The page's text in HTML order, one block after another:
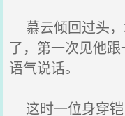
慕云倾回过头
了，第一次见他
语气说话。
这时一位身穿